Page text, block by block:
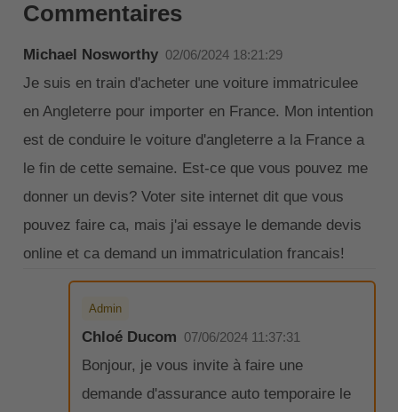
Commentaires
Michael Nosworthy 02/06/2024 18:21:29
Je suis en train d'acheter une voiture immatriculee
en Angleterre pour importer en France. Mon intention
est de conduire le voiture d'angleterre a la France a
le fin de cette semaine. Est-ce que vous pouvez me
donner un devis? Voter site internet dit que vous
pouvez faire ca, mais j'ai essaye le demande devis
online et ca demand un immatriculation francais!
Admin
Chloé Ducom 07/06/2024 11:37:31
Bonjour, je vous invite à faire une
demande d'assurance auto temporaire le